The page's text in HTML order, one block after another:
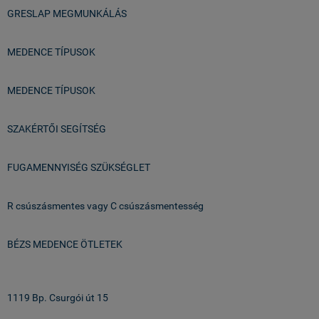
GRESLAP MEGMUNKÁLÁS
MEDENCE TÍPUSOK
MEDENCE TÍPUSOK
SZAKÉRTŐI SEGÍTSÉG
FUGAMENNYISÉG SZÜKSÉGLET
R csúszásmentes vagy C csúszásmentesség
BÉZS MEDENCE ÖTLETEK
1119 Bp. Csurgói út 15